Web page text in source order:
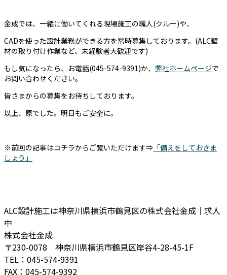
金成では、一緒に働いてくれる現場施工の職人(クルー)や、
CADを使った設計業務ができる方を常時募集しております。(ALC壁
材の取り付け作業など、未経験者大歓迎です)
もし気になったら、お電話(045-574-9391)か、 弊社ホームページで
お問い合わせください。
皆さまからの募集をお待ちしております。
以上、原でした。明日もご安全に。
※前回の記事はコチラからご覧いただけます⇒ 「備えをしておきま
しょう」
ALC設計施工は神奈川県横浜市鶴見区の株式会社金成｜求人
中
株式会社金成
〒230-0078 神奈川県横浜市鶴見区岸谷4-28-45-1F
TEL：045-574-9391
FAX：045-574-9392